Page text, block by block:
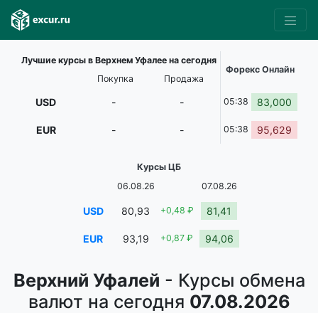
Верхний Уфалей - Курсы обмена
валют на сегодня 07.08.2026
Лучшие курсы в Верхнем Уфалее на сегодня
Форекс Онлайн
Покупка
Продажа
USD - - 05:38 83,000
EUR - - 05:38 95,629
Курсы ЦБ
06.08.26
07.08.26
USD 80,93 +0,48 ₽ 81,41
EUR 93,19 +0,87 ₽ 94,06